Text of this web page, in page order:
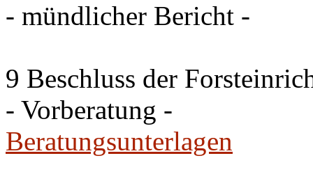
- mündlicher Bericht -
9 Beschluss der
- Vorberatung -
Beratungsunterlagen